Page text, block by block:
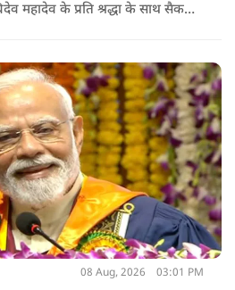
महादेव के प्रति श्रद्धा के साथ सैकड़ों
ऊपर उठकर उनकी हर श्वांस शिव के नाम
08 Aug, 2026 03:01 PM